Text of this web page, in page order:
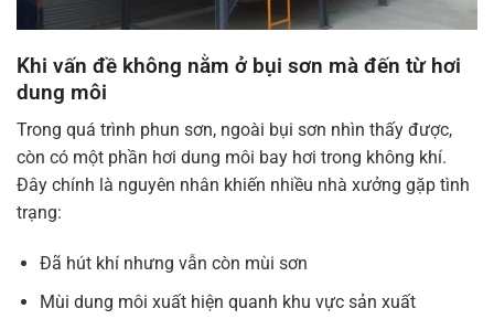
Khi vấn đề không nằm ở bụi sơn mà đến từ hơi
dung môi
Trong quá trình phun sơn, ngoài bụi sơn nhìn thấy được,
còn có một phần hơi dung môi bay hơi trong không khí.
Đây chính là nguyên nhân khiến nhiều nhà xưởng gặp tình
trạng:
Đã hút khí nhưng vẫn còn mùi sơn
Mùi dung môi xuất hiện quanh khu vực sản xuất